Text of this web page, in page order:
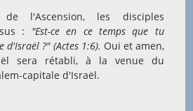
l'Ascension, les disciples
: "Est-ce en ce temps que tu
d'Israël ?" (Actes 1:6). Oui et amen,
sera rétabli, à la venue du
capitale d'Israël.